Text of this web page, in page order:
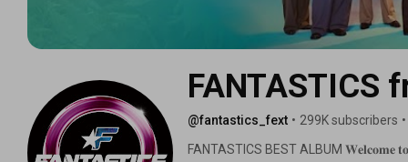
FANTASTICS
@fantastics_fext • 299K subscribers •
FANTASTICS BEST ALBUM 𝐖𝐞𝐥𝐜𝐨𝐦𝐞